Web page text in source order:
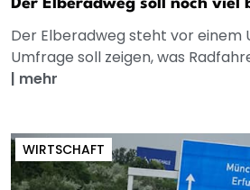
Der Elberadweg soll noch viel
Der Elberadweg steht vor einem
Umfrage soll zeigen, was
| mehr
WIRTSCHAFT